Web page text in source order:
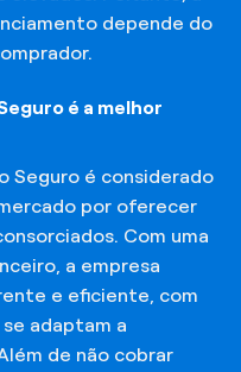
depende do
é a melhor
Seguro é considerado
por oferecer
Com uma
a empresa
e eficiente, com
adaptam a
de não cobrar